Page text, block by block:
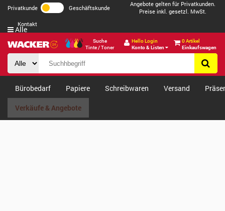
Privatkunde Geschäftskunde
Angebote gelten für Privatkunden.
Preise inkl. gesetzl. MwSt.
Kontakt
Suche
Tinte / Toner
Hello Login
Konto & Listen
0 Artikel
Einkaufswagen
Alle
Bürobedarf Papiere Schreibwaren Versand
Verkäufe & Angebote